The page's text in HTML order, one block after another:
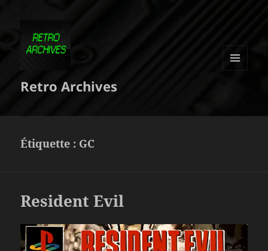
Retro Archives
Étiquette : GC
Resident Evil